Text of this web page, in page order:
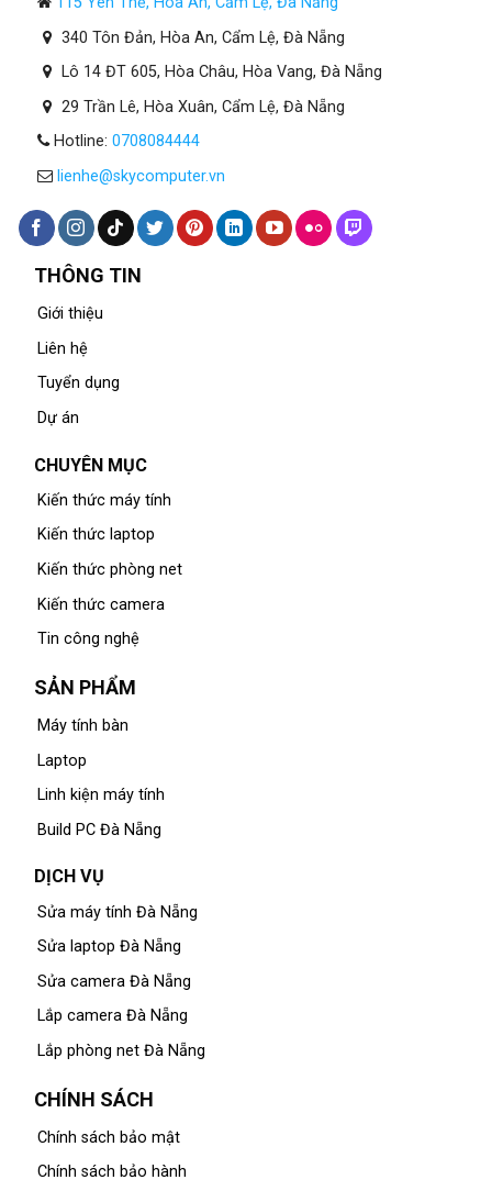
340 Tôn Đản, Hòa An, Cẩm Lệ, Đà Nẵng
Lô 14 ĐT 605, Hòa Châu, Hòa Vang, Đà Nẵng
29 Trần Lê, Hòa Xuân, Cẩm Lệ, Đà Nẵng
Hotline: 0708084444
lienhe@skycomputer.vn
THÔNG TIN
Giới thiệu
Liên hệ
Tuyển dụng
Dự án
CHUYÊN MỤC
Kiến thức máy tính
Kiến thức laptop
Kiến thức phòng net
Kiến thức camera
Tin công nghệ
SẢN PHẨM
Máy tính bàn
Laptop
Linh kiện máy tính
Build PC Đà Nẵng
DỊCH VỤ
Sửa máy tính Đà Nẵng
Sửa laptop Đà Nẵng
Sửa camera Đà Nẵng
Lắp camera Đà Nẵng
Lắp phòng net Đà Nẵng
CHÍNH SÁCH
Chính sách bảo mật
Chính sách bảo hành